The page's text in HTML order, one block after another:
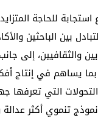
للحاجة
بين الباحثين
والثقافيين، إلى
بما يساهم في إنتاج
التي
تنموي أكثر عدالة